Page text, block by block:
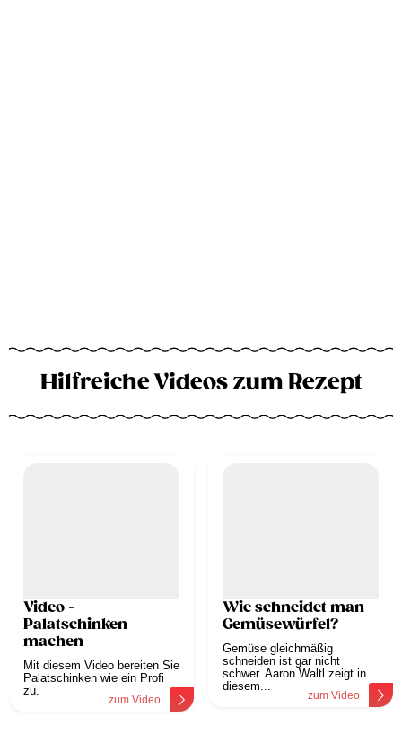
Hilfreiche Videos zum Rezept
Video -
Palatschinken
machen
Mit diesem Video bereiten Sie
Palatschinken wie ein Profi
zu.
zum Video
Wie schneidet man
Gemüsewürfel?
Gemüse gleichmäßig
schneiden ist gar nicht
schwer. Aaron Waltl zeigt in
diesem...
zum Video